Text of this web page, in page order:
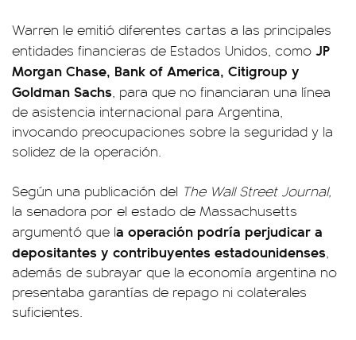
Warren le emitió diferentes cartas a las principales
entidades financieras de Estados Unidos, como JP
Morgan Chase, Bank of America, Citigroup y
Goldman Sachs, para que no financiaran una línea
de asistencia internacional para Argentina,
invocando preocupaciones sobre la seguridad y la
solidez de la operación.
Según una publicación del The Wall Street Journal,
la senadora por el estado de Massachusetts
argumentó que la operación podría perjudicar a
depositantes y contribuyentes estadounidenses,
además de subrayar que la economía argentina no
presentaba garantías de repago ni colaterales
suficientes.